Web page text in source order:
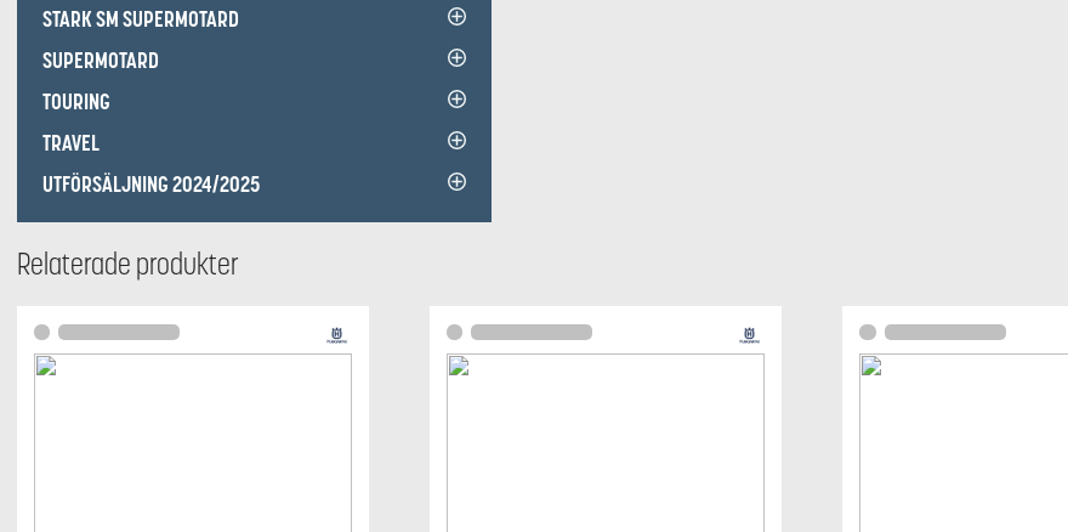
STARK SM SUPERMOTARD
SUPERMOTARD
TOURING
TRAVEL
UTFÖRSÄLJNING 2024/2025
Relaterade produkter